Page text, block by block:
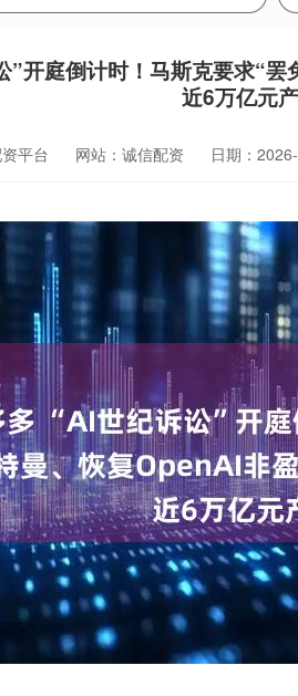
”开庭倒计时！马斯克要求“
近6万亿元
平台 网站：诚信配资 日期：